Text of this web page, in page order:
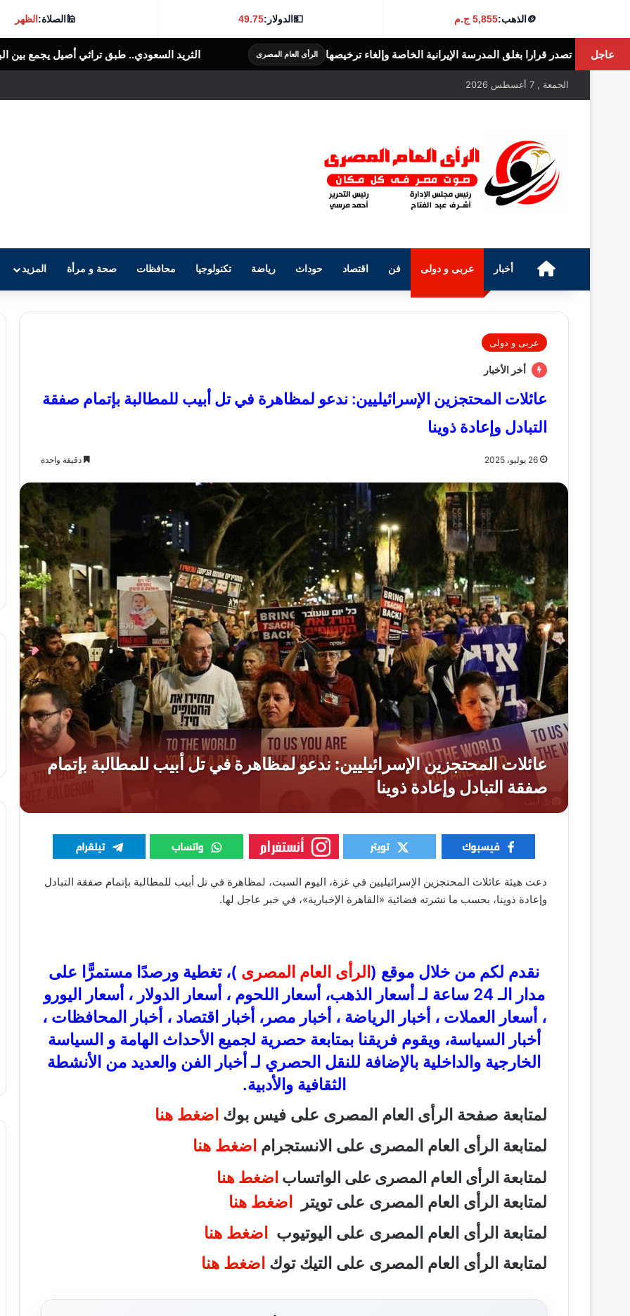
🪙الذهب:5,855 ج.م 💵الدولار:49.75
🕌الصلاة:الظهر
عاجل
قرارا بغلق المدرسة الإيرانية الخاصة وإلغاء ترخيصها الرأى العام المصرى الثريد السعودي.. طبق تراثي أصيل يجمع بين البساطة والنكهة
الجمعة , 7 أغسطس 2026
الرئيسيةأخبار عربى و دولى فن اقتصاد حوداث رياضة تكنولوجيا محافظات صحة و مرأة المزيد
عربى و دولى
أخر الأخبار
عائلات المحتجزين الإسرائيليين: ندعو لمظاهرة في تل أبيب للمطالبة بإتمام صفقة
التبادل وإعادة ذوينا
26 يوليو، 2025 دقيقة واحدة
دعت هيئة عائلات المحتجزين الإسرائيليين في غزة، اليوم السبت، لمظاهرة في تل أبيب للمطالبة بإتمام صفقة التبادل
وإعادة ذوينا، بحسب ما نشرته فضائية «القاهرة الإخبارية»، في خبر عاجل لها.
نقدم لكم من خلال موقع (الرأى العام المصرى )، تغطية ورصدًا مستمرًّا على
مدار الـ 24 ساعة لـ أسعار الذهب، أسعار اللحوم ، أسعار الدولار ، أسعار اليورو
، أسعار العملات ، أخبار الرياضة ، أخبار مصر، أخبار اقتصاد ، أخبار المحافظات ،
أخبار السياسة، ويقوم فريقنا بمتابعة حصرية لجميع الأحداث الهامة و السياسة
الخارجية والداخلية بالإضافة للنقل الحصري لـ أخبار الفن والعديد من الأنشطة
الثقافية والأدبية.
لمتابعة صفحة الرأى العام المصرى على فيس بوك اضغط هنا
لمتابعة الرأى العام المصرى على الانستجرام اضغط هنا
لمتابعة الرأى العام المصرى على الواتساب اضغط هنا
لمتابعة الرأى العام المصرى على تويتر
اضغط هنا
لمتابعة الرأى العام المصرى على اليوتيوب اضغط هنا
لمتابعة الرأى العام المصرى على التيك توك اضغط هنا